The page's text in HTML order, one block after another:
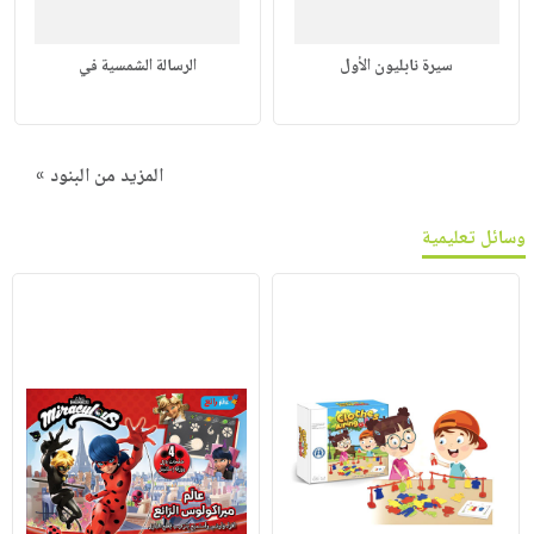
سيرة نابليون الأول الرسالة الشمسية في
المزيد من البنود »
وسائل تعليمية